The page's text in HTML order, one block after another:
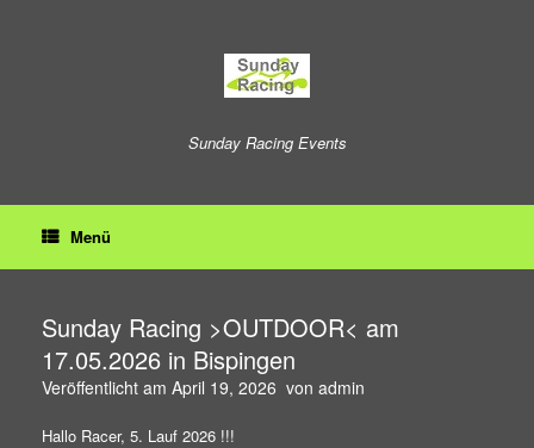
Sunday Racing Events
Menü
Sunday Racing >OUTDOOR< am
17.05.2026 in Bispingen
Veröffentlicht am April 19, 2026 von admin
Hallo Racer, 5. Lauf 2026 !!!